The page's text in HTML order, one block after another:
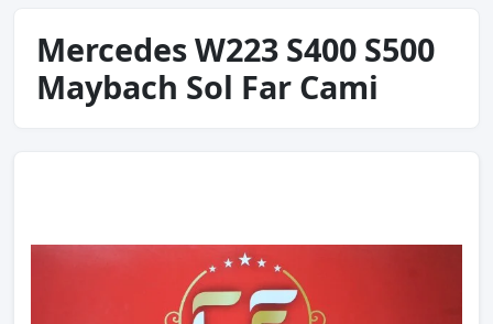
Mercedes W223 S400 S500
Maybach Sol Far Cami